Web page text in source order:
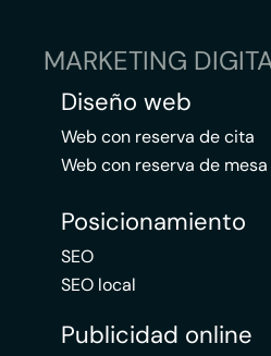
MARKETING
Diseño web
Web con reserva de cita
Web con reserva de mesa
Posicionamiento
SEO
SEO local
Publicidad online